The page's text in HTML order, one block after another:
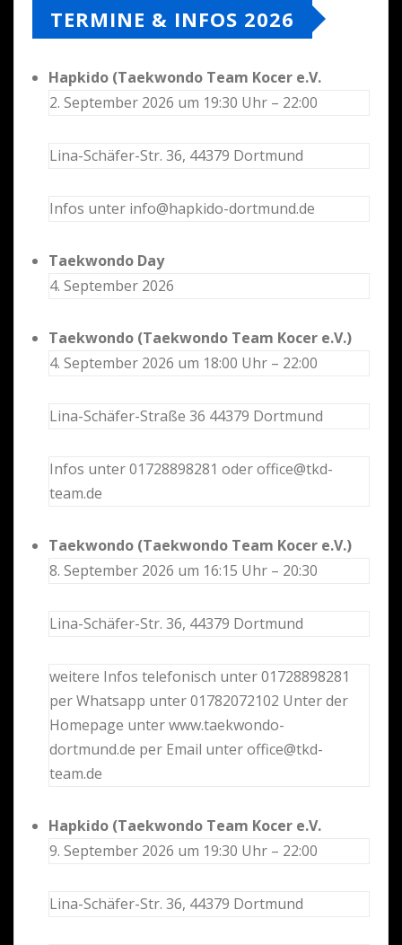
TERMINE & INFOS 2026
Hapkido (Taekwondo Team Kocer e.V.
2. September 2026 um 19:30 Uhr – 22:00
Lina-Schäfer-Str. 36, 44379 Dortmund
Infos unter info@hapkido-dortmund.de
Taekwondo Day
4. September 2026
Taekwondo (Taekwondo Team Kocer e.V.)
4. September 2026 um 18:00 Uhr – 22:00
Lina-Schäfer-Straße 36 44379 Dortmund
Infos unter 01728898281 oder office@tkd-
team.de
Taekwondo (Taekwondo Team Kocer e.V.)
8. September 2026 um 16:15 Uhr – 20:30
Lina-Schäfer-Str. 36, 44379 Dortmund
weitere Infos telefonisch unter 01728898281
per Whatsapp unter 01782072102 Unter der
Homepage unter www.taekwondo-
dortmund.de per Email unter office@tkd-
team.de
Hapkido (Taekwondo Team Kocer e.V.
9. September 2026 um 19:30 Uhr – 22:00
Lina-Schäfer-Str. 36, 44379 Dortmund